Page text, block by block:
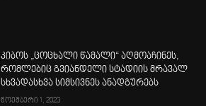
კიბოს „ცოცხალი წამალი“ აღმოაჩინეს,
რომლებიც გვიანდელი სტადიის მრავალ
სხვადასხვა სიმსივნეს ანადგურებს
ნოემბერი 1, 2023